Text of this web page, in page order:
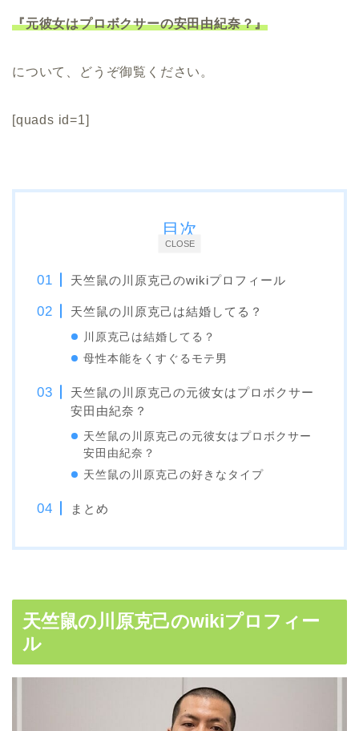
『元彼女はプロボクサーの安田由紀奈？』
について、どうぞ御覧ください。
[quads id=1]
CLOSE
目次
天竺鼠の川原克己のwikiプロフィール
天竺鼠の川原克己は結婚してる？
川原克己は結婚してる？
母性本能をくすぐるモテ男
天竺鼠の川原克己の元彼女はプロボクサー
安田由紀奈？
天竺鼠の川原克己の元彼女はプロボクサー
安田由紀奈？
天竺鼠の川原克己の好きなタイプ
まとめ
天竺鼠の川原克己のwikiプロフィー
ル